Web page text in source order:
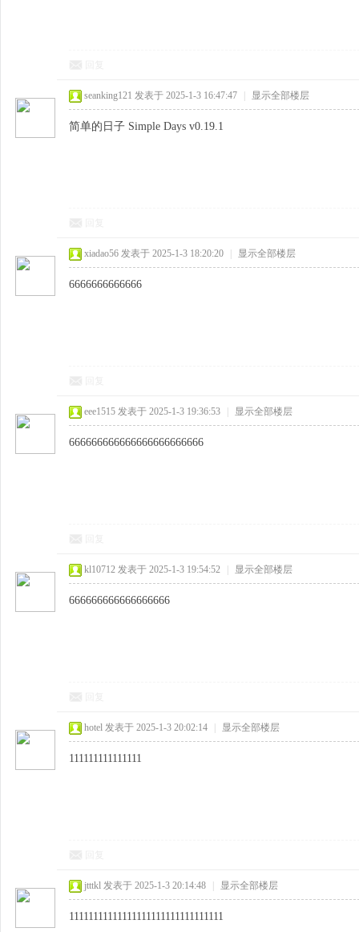
seanking121 发表于 2025-1-3 16:47:47 显示全部楼层
简单的日子 Simple Days v0.19.1
xiadao56 发表于 2025-1-3 18:20:20 显示全部楼层
6666666666666
eee1515 发表于 2025-1-3 19:36:53 显示全部楼层
666666666666666666666666
kl10712 发表于 2025-1-3 19:54:52 显示全部楼层
666666666666666666
hotel 发表于 2025-1-3 20:02:14 显示全部楼层
111111111111111
jtttkl 发表于 2025-1-3 20:14:48 显示全部楼层
11111111111111111111111111111111